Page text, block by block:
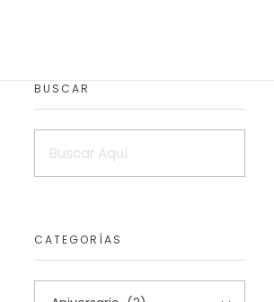
BUSCAR
CATEGORÍAS